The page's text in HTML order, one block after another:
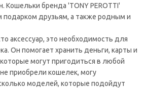
Кошельки бренда 'TONY PEROTTI'
подарком друзьям, а также родным и
аксессуар, это необходимость для
Он помогает хранить деньги, карты и
могут пригодиться в любой
приобрели кошелек, могу
моделей, которые подойдут